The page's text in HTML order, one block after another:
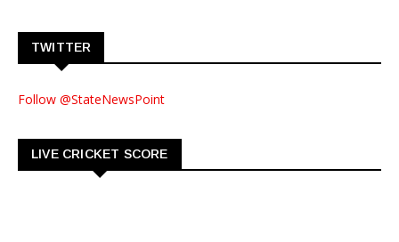
TWITTER
Follow @StateNewsPoint
LIVE CRICKET SCORE